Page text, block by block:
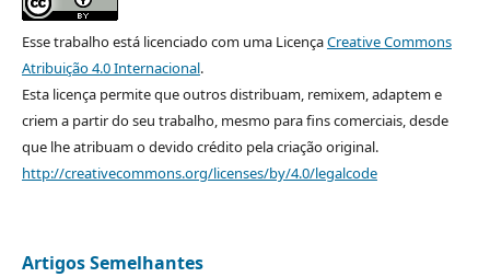
Esse trabalho está licenciado com uma LicençaCreative Commons
Atribuição 4.0 Internacional.
Esta licença permite que outros distribuam, remixem, adaptem e
criem a partir do seu trabalho, mesmo para fins comerciais, desde
que lhe atribuam o devido crédito pela criação original.
http://creativecommons.org/licenses/by/4.0/legalcode
Artigos Semelhantes